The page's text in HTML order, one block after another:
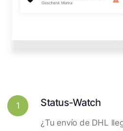
1 Status-Watch
¿Tu envío de DHL